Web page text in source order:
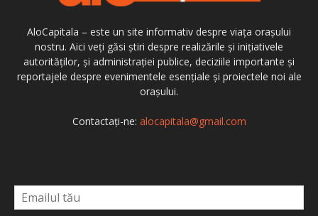
AloCapitala – este un site informativ despre viața orașului
nostru. Aici veți găsi știri despre realizările și inițiativele
autorităților, și administrației publice, deciziile importante și
reportajele despre evenimentele esențiale și proiectele noi ale
orașului.
Contactați-ne: alocapitala@gmail.com